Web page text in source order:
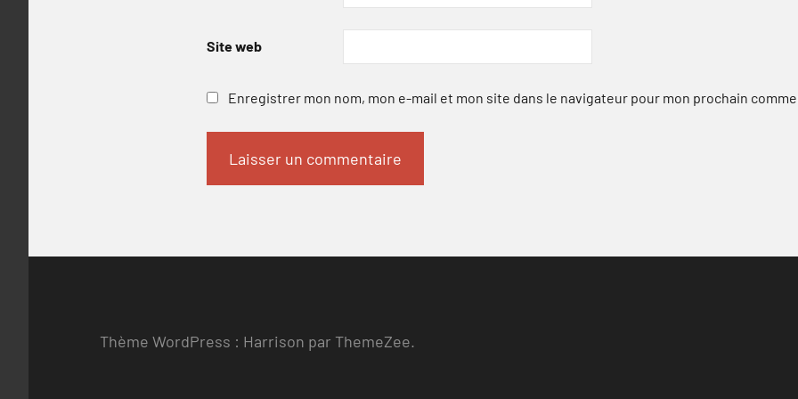
Site web
Enregistrer mon nom, mon e-mail et mon site dans le navigateur pour mon prochain
Thème WordPress : Harrison par ThemeZee.